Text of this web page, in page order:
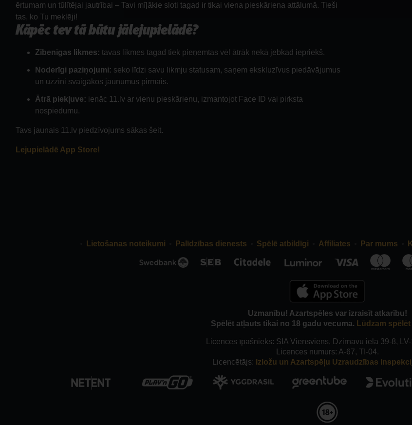
ērtumam un tūlītējai jautrībai – Tavi mīļākie sloti tagad ir tikai viena pieskāriena attālumā. Tieši
tas, ko Tu meklēji!
Kāpēc tev tā būtu jālejupielādē?
Zibenīgas likmes: tavas likmes tagad tiek pieņemtas vēl ātrāk nekā jebkad iepriekš.
Noderīgi paziņojumi: seko līdzi savu likmju statusam, saņem ekskluzīvus piedāvājumus
un uzzini svaigākos jaunumus pirmais.
Ātrā piekļuve: ienāc 11.lv ar vienu pieskārienu, izmantojot Face ID vai pirksta
nospiedumu.
Tavs jaunais 11.lv piedzīvojums sākas šeit.
Lejupielādē App Store!
Lietošanas noteikumi Palīdzības dienests Spēlē atbildīgi Affiliates Par mums
Uzmanību! Azartspēles var izraisīt atkarību!
Spēlēt atļauts tikai no 18 gadu vecuma. Lūdzam
Licences īpašnieks: SIA Viensviens, Dzirnavu iela 39-8,
Licences numurs: A-67, TI-04.
Licencētājs: Izložu un Azartspēļu Uzraudzības